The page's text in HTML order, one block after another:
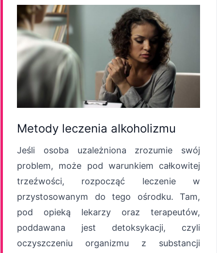
Metody leczenia alkoholizmu
Jeśli osoba uzależniona zrozumie swój
problem, może pod warunkiem całkowitej
trzeźwości, rozpocząć leczenie w
przystosowanym do tego ośrodku. Tam,
pod opieką lekarzy oraz terapeutów,
poddawana jest detoksykacji, czyli
oczyszczeniu organizmu z substancji